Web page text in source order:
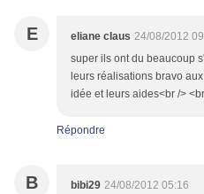
E eliane claus 24/08/2012
super ils ont du beaucoup
leurs réalisations bravo
idée et leurs aides<br />
Répondre
B bibi29 24/08/2012 05:16